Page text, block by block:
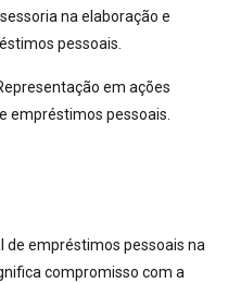
na elaboração e
pessoais.
em ações
empréstimos pessoais.
de empréstimos pessoais na
compromisso com a